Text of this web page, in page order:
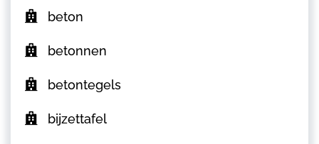
beton
betonnen
betontegels
bijzettafel